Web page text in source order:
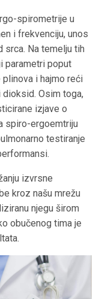
spirometrije u
i frekvenciju, unos
Na temelju tih
parametri poput
i hajmo reći
Osim toga,
izjave o
spiro-ergoemtriju
testiranje
izvrsne
kroz našu mrežu
njegu širom
obučenog tima je